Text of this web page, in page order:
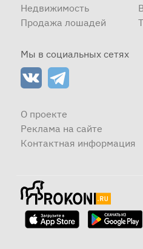
Недвижимость
Продажа лошадей
Мы в социальных сетях
О проекте
Реклама на сайте
Контактная информация